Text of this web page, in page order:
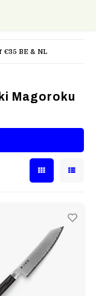
€35 BE & NL
Magoroku